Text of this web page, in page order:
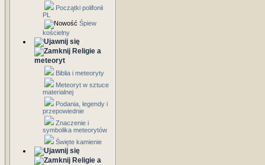
Początki polifonii
PL
Śpiew
kościelny
Religie a
meteoryt
Biblia i meteoryty
Meteoryt w sztuce
materialnej
Podania, legendy i
przepowiednie
Znaczenie i
symbolika meteorytów
Święte kamienie
Religie a